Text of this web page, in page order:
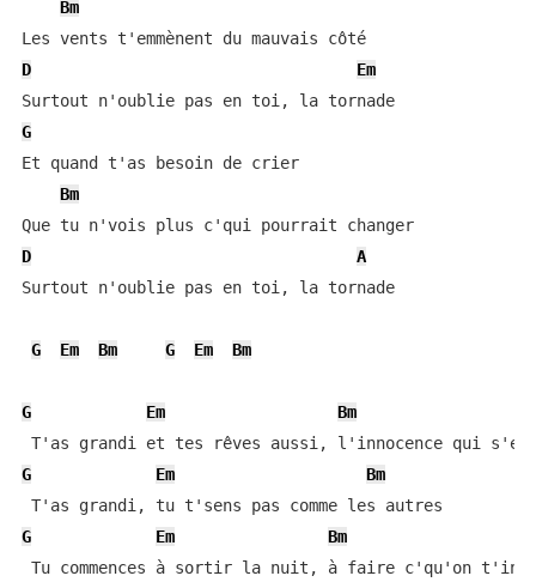
Bm
Les vents t'emmènent du mauvais côté
D
Em
Surtout n'oublie pas en toi, la tornade
G
Et quand t'as besoin de crier
Bm
Que tu n'vois plus c'qui pourrait changer
D
A
Surtout n'oublie pas en toi, la tornade
G Em Bm G Em Bm
G Em Bm
G Em
Bm
G
Em Bm